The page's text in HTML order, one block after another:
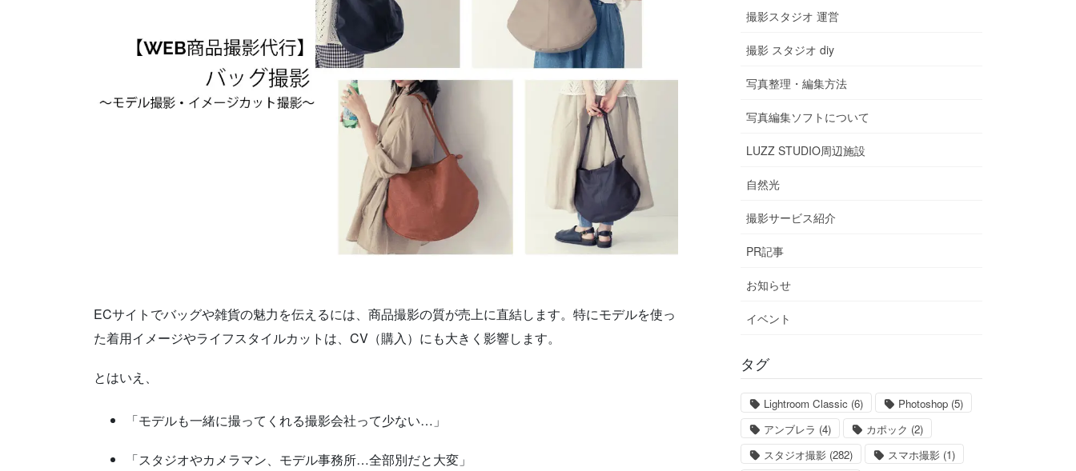
ECサイトでバッグや雑貨の魅力を伝えるには、商品撮影の質が売上に直結します。特にモデルを使っ
た着用イメージやライフスタイルカットは、CV（購入）にも大きく影響します。
とはいえ、
「モデルも一緒に撮ってくれる撮影会社って少ない…」
「スタジオやカメラマン、モデル事務所…全部別だと大変」
撮影スタジオ 運営
撮影 スタジオ diy
写真整理・編集方法
写真編集ソフトについて
LUZZ STUDIO周辺施設
自然光
撮影サービス紹介
PR記事
お知らせ
イベント
タグ
Lightroom Classic (6) Photoshop (5)
アンブレラ (4) カポック (2)
スタジオ撮影 (282) スマホ撮影 (1)